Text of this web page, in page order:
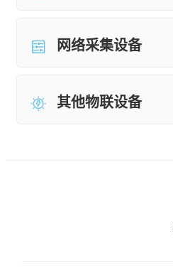
网络采集设备
其他物联设备